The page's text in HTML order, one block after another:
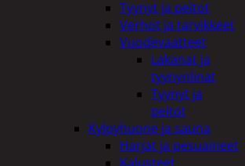
Tyynyt ja peitot
Verhot ja tarvikkeet
Vuodevaatteet
Lakanat ja
tyynynlinat
Tyynyt ja
peitot
Kylpyhuone ja sauna
Harjat ja pesuaineet